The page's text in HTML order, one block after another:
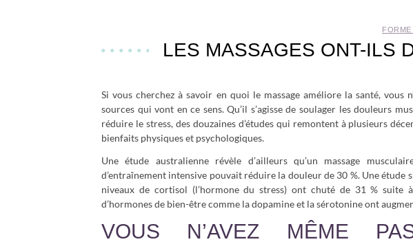
LES MASSAGES ONT-ILS
Si vous cherchez à savoir en quoi le massage améliore la santé, vous
sources qui vont en ce sens. Qu’il s’agisse de soulager les douleurs
réduire le stress, des douzaines d’études qui remontent à plusieurs
bienfaits physiques et psychologiques.
Une étude australienne révèle d’ailleurs qu’un massage
d’entraînement intensive pouvait réduire la douleur de 30 %. Une étude
niveaux de cortisol (l’hormone du stress) ont chuté de 31 % suite
d’hormones de bien-être comme la dopamine et la sérotonine ont
VOUS N’AVEZ MÊME